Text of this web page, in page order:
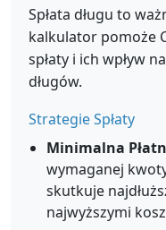
Spłata długu to
kalkulator pomoże
spłaty i ich wpływ
długów.
Strategie Spłaty
Minimalna
wymaganej
skutkuje
najwyższymi